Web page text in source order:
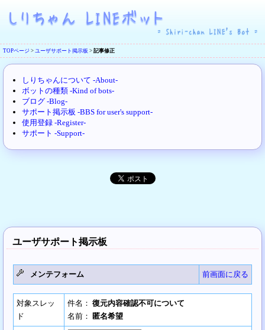
TOPページ > ユーザサポート掲示板 > 記事修正
しりちゃんについて -About-
ボットの種類 -Kind of bots-
ブログ -Blog-
サポート掲示板 -BBS for user's support-
使用登録 -Register-
サポート -Support-
ユーザサポート掲示板
メンテフォーム 前画面に戻る
対象スレッ
ド
件名： 復元内容確認不可について
名前：
匿名希望